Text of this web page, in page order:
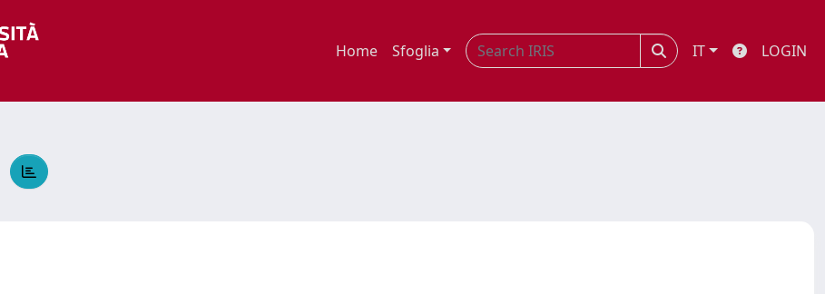
Home Sfoglia IT LOGIN